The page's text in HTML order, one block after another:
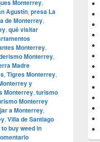
Monterrey,
Agustín, presa La
de Monterrey,
, qué visitar
Monterrey,
Monterrey,
Madre
, Tigres Monterrey,
y
Monterrey, turismo
Monterrey
a Monterrey,
, Villa de Santiago
buy weed in